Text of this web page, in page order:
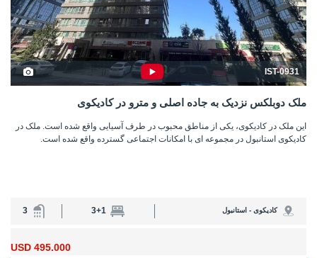
IST-0931
ملک دوبلکس نزدیک به جاده اصلی و مترو در کادیکوی
این ملک در کادیکوی، یکی از مناطق محبوب در طرف آسیایی واقع شده است. ملک در
کادیکوی استانبول در مجموعه ای با امکانات اجتماعی گسترده واقع شده است.
کادیکوی - استانبول 3+1
3
495.000 USD